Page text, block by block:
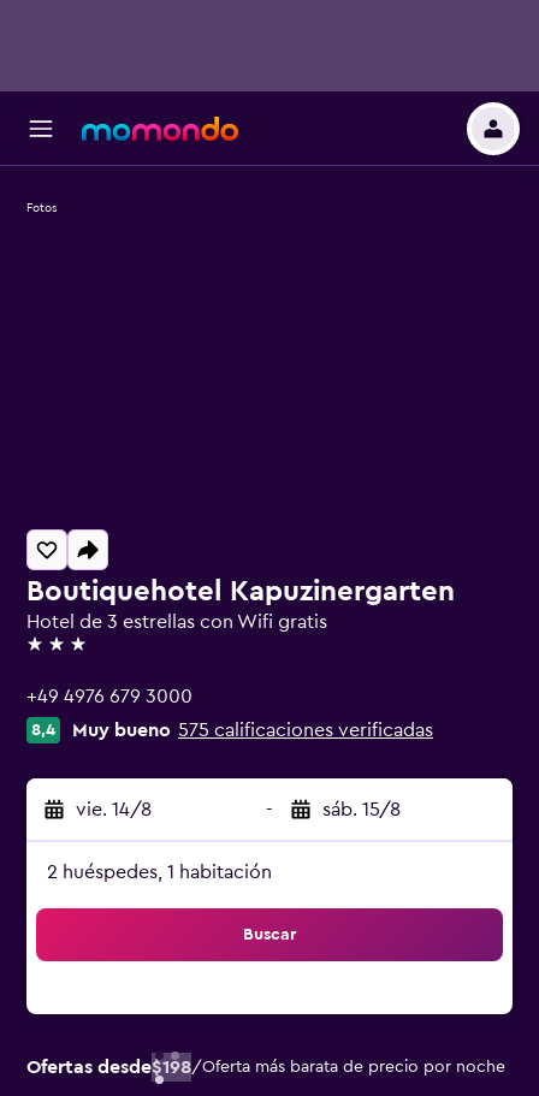
Boutiquehotel Kapuzinergarten
Hotel de 3 estrellas con Wifi gratis
3 estrellas
+49 4976 679 3000
8,4 Muy bueno 575 calificaciones verificadas
vie. 14/8 - sáb. 15/8
2 huéspedes, 1 habitación
Buscar
Ofertas desde$198/Oferta más barata de precio por noche
Fotos